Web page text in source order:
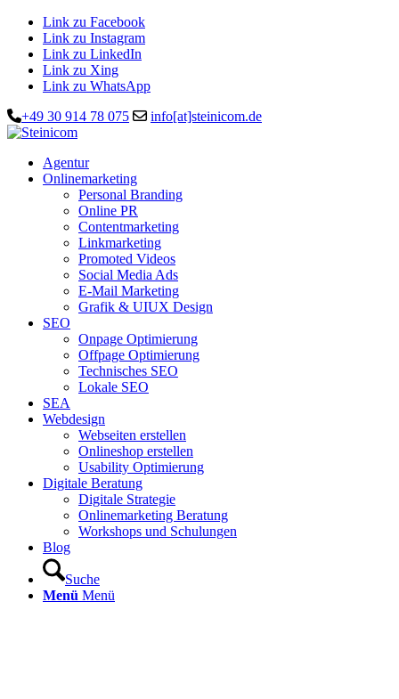
Link zu Facebook
Link zu Instagram
Link zu LinkedIn
Link zu Xing
Link zu WhatsApp
+49 30 914 78 075
info[at]steinicom.de
Agentur
Onlinemarketing
Personal Branding
Online PR
Contentmarketing
Linkmarketing
Promoted Videos
Social Media Ads
E-Mail Marketing
Grafik & UIUX Design
SEO
Onpage Optimierung
Offpage Optimierung
Technisches SEO
Lokale SEO
SEA
Webdesign
Webseiten erstellen
Onlineshop erstellen
Usability Optimierung
Digitale Beratung
Digitale Strategie
Onlinemarketing Beratung
Workshops und Schulungen
Blog
Suche
Menü Menü